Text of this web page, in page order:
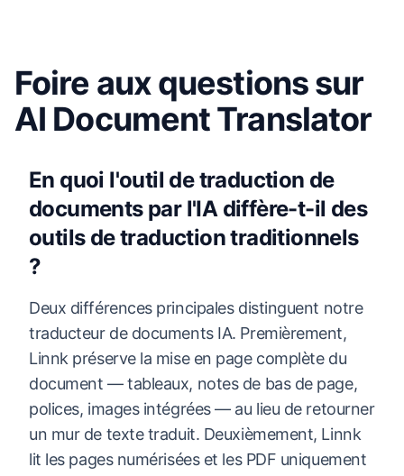
Foire aux questions sur
AI Document Translator
En quoi l'outil de traduction de
documents par l'IA diffère-t-il des
outils de traduction traditionnels
?
Deux différences principales distinguent notre
traducteur de documents IA. Premièrement,
Linnk préserve la mise en page complète du
document — tableaux, notes de bas de page,
polices, images intégrées — au lieu de retourner
un mur de texte traduit. Deuxièmement, Linnk
lit les pages numérisées et les PDF uniquement